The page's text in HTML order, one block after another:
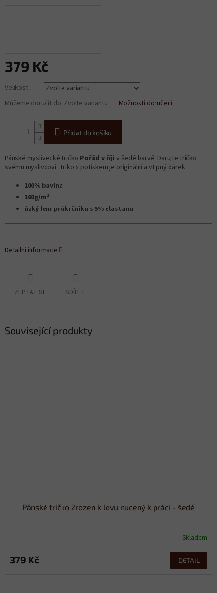
379 Kč
cena:
Velikost
Můžeme doručit do: Zvolte variantu Možnosti doručení
Přidat do košíku
Pánské myslivecké tričko Pořád v říji v šedé barvě. Darujte tričko
svému myslivcovi. Triko s potiskem je originální a vtipný dárek.
100% bavlna
160g/m2
úzký lem průkrčníku s 5% elastanu
Detailní informace
ZEPTAT SE SDÍLET
Související produkty
Pánské tričko Zrozen k lovu nucený k práci - šedé
Skladem
379 Kč DETAIL